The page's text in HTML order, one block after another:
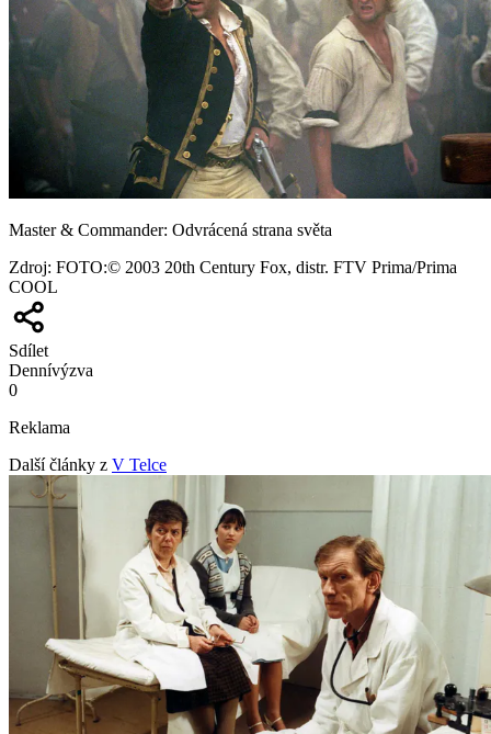
Master & Commander: Odvrácená strana světa
Zdroj: FOTO:© 2003 20th Century Fox, distr. FTV Prima/Prima
COOL
Sdílet
Dennívýzva
0
Reklama
Další články z V Telce